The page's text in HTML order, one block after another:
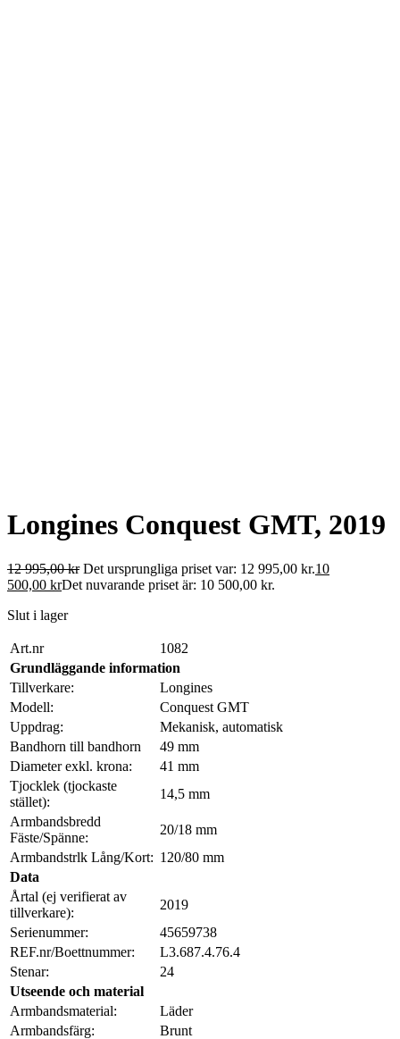
Longines Conquest GMT, 2019
12 995,00kr Det ursprungliga priset var: 12 995,00 kr.10
500,00 krDet nuvarande priset är: 10 500,00 kr.
Slut i lager
Art.nr
1082
Grundläggande information
Tillverkare:
Longines
Modell:
Conquest GMT
Uppdrag:
Mekanisk, automatisk
Bandhorn till bandhorn
49 mm
Diameter exkl. krona:
41 mm
Tjocklek (tjockaste
stället):
14,5 mm
Armbandsbredd
Fäste/Spänne:
20/18 mm
Armbandstrlk Lång/Kort: 120/80 mm
Data
Årtal (ej verifierat av
tillverkare):
2019
Serienummer:
45659738
REF.nr/Boettnummer:
L3.687.4.76.4
Stenar:
24
Utseende och material
Armbandsmaterial:
Läder
Armbandsfärg:
Brunt